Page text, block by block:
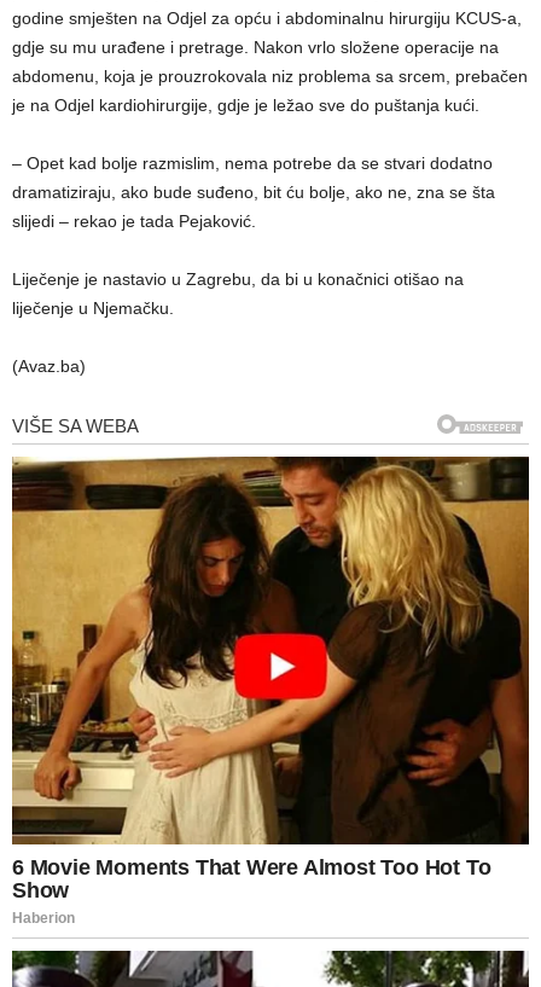
godine smješten na Odjel za opću i abdominalnu hirurgiju KCUS-a,
gdje su mu urađene i pretrage. Nakon vrlo složene operacije na
abdomenu, koja je prouzrokovala niz problema sa srcem, prebačen
je na Odjel kardiohirurgije, gdje je ležao sve do puštanja kući.
– Opet kad bolje razmislim, nema potrebe da se stvari dodatno
dramatiziraju, ako bude suđeno, bit ću bolje, ako ne, zna se šta
slijedi – rekao je tada Pejaković.
Liječenje je nastavio u Zagrebu, da bi u konačnici otišao na
liječenje u Njemačku.
(Avaz.ba)